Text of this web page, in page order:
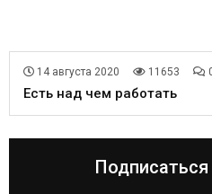
14 августа 2020 11653
Есть над чем работать